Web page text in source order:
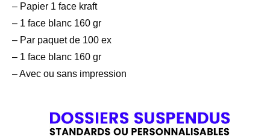
– Papier 1 face kraft
– 1 face blanc 160 gr
– Par paquet de 100 ex
– 1 face blanc 160 gr
– Avec ou sans impression